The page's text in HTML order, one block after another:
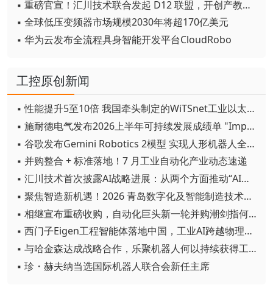
▪ 重磅官宣！汇川技术联合发起 D12 联盟，开创产教融合新范式
▪ 全球低压变频器市场规模2030年将超170亿美元
▪ 华为云发布全流程具身智能开发平台CloudRobo
工控原创新闻
▪ 性能提升5至10倍 我国牵头制定的WiTSnet工业以太网国际标准正式发布
▪ 施耐德电气发布2026上半年可持续发展成绩单 "Impact 2030"路线图开局稳健
▪ 谷歌发布Gemini Robotics 2模型 实现人形机器人全身智能控制突破
▪ 并购整合 + 标准落地！7 月工业自动化产业动态速递
▪ 汇川技术首次披露AI战略进展：从两个方面推动“AI业务化”落地
▪ 聚焦智造新机遇！2026 青岛数字化及智能制造技术论坛圆满落幕
▪ 相继宣布重磅收购，自动化巨头新一轮并购潮剑指何方？
▪ 西门子Eigen工程智能体落地中国，工业AI跨越物理世界“确定性”拐点
▪ 与哈金森达成战略合作，乐聚机器人何以持续获得工业巨头青睐？
▪ 珍・赫夫纳当选国际机器人联合会新任主席